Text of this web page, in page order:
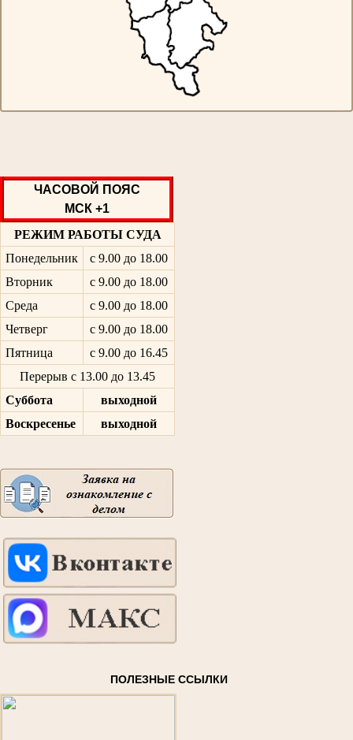
ЧАСОВОЙ ПОЯС
МСК +1
РЕЖИМ РАБОТЫ СУДА
Понедельник
с 9.00 до 18.00
Вторник
с 9.00 до 18.00
Среда
с 9.00 до 18.00
Четверг
с 9.00 до 18.00
Пятница
с 9.00 до 16.45
Перерыв с 13.00 до 13.45
Суббота
выходной
Воскресенье
выходной
ПОЛЕЗНЫЕ ССЫЛКИ